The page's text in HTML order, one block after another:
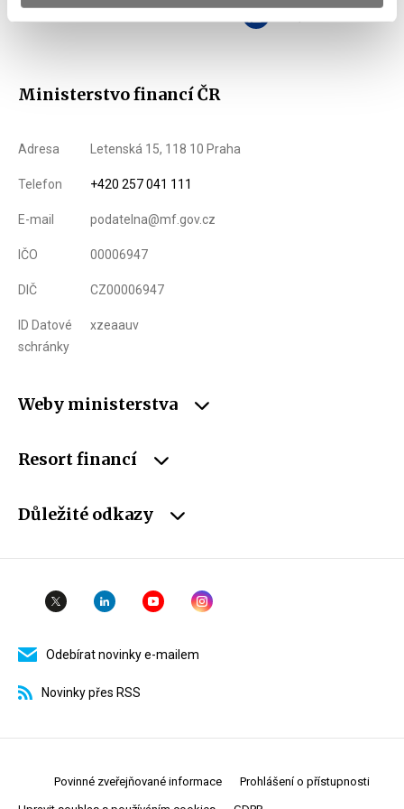
Ministerstvo financí ČR
Adresa Letenská 15, 118 10 Praha
Telefon +420 257 041 111
E-mail podatelna@mf.gov.cz
IČO 00006947
DIČ CZ00006947
ID Datové
schránky
xzeaauv
Weby ministerstva
Resort financí
Důležité odkazy
Odebírat novinky e-mailem
Novinky přes RSS
Povinné zveřejňované informace Prohlášení o přístupnosti